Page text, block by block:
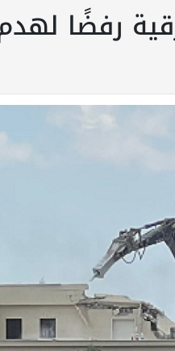
رفضًا لهدم